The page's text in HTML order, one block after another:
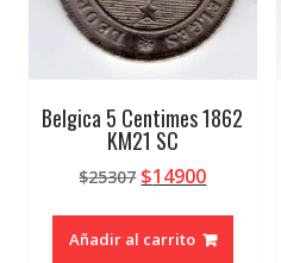
Belgica 5 Centimes 1862
KM21 SC
$25307 El
original
era:
$14900El
actual
es:
Añadir al carrito